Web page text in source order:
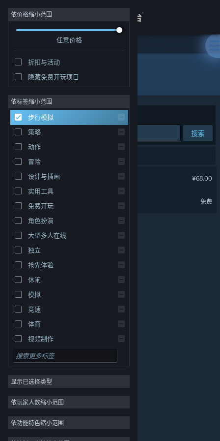
登录
关于
客服
查看桌面版网站
关于蒸汽平台|
不良内容举报投诉 |
微博
© 2026 Valve Corporation 版权所有，完美世界已获授权。
所有商标均属于其在美国或其他国家的拥有者。
© 完美世界征奇(上海)多媒体科技有限公司 版权所有。
增值电信业务经营许可证沪B2-20180406
依价格缩小范围
任意价格
折扣与活动
隐藏免费开玩项目
依标签缩小范围
步行模拟
策略
动作
冒险
设计与插画
实用工具
免费开玩
角色扮演
大型多人在线
独立
抢先体验
休闲
模拟
竞速
体育
视频制作
显示已选择类型
依玩家人数缩小范围
依功能特色缩小范围
步行模拟
排序依据 相关性
搜索
2 个匹配的搜索结果。
¥68.00
免费